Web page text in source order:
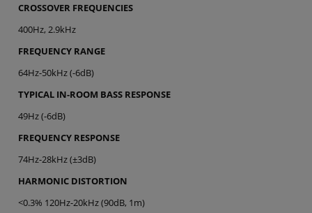
CROSSOVER FREQUENCIES
400Hz, 2.9kHz
FREQUENCY RANGE
64Hz-50kHz (-6dB)
TYPICAL IN-ROOM BASS RESPONSE
49Hz (-6dB)
FREQUENCY RESPONSE
74Hz-28kHz (±3dB)
HARMONIC DISTORTION
<0.3% 120Hz-20kHz (90dB, 1m)